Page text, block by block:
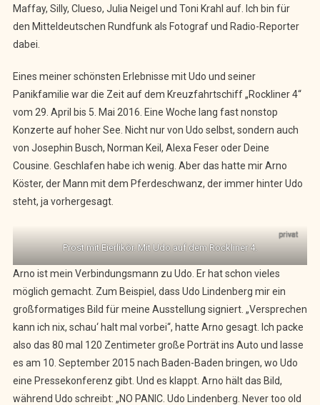
Maffay, Silly, Clueso, Julia Neigel und Toni Krahl auf. Ich bin für
den Mitteldeutschen Rundfunk als Fotograf und Radio-Reporter
dabei.
Eines meiner schönsten Erlebnisse mit Udo und seiner
Panikfamilie war die Zeit auf dem Kreuzfahrtschiff „Rockliner 4“
vom 29. April bis 5. Mai 2016. Eine Woche lang fast nonstop
Konzerte auf hoher See. Nicht nur von Udo selbst, sondern auch
von Josephin Busch, Norman Keil, Alexa Feser oder Deine
Cousine. Geschlafen habe ich wenig. Aber das hatte mir Arno
Köster, der Mann mit dem Pferdeschwanz, der immer hinter Udo
steht, ja vorhergesagt.
privat
Prost mit Eierlikör. Mit Udo auf dem Rockliner 4.
Arno ist mein Verbindungsmann zu Udo. Er hat schon vieles
möglich gemacht. Zum Beispiel, dass Udo Lindenberg mir ein
großformatiges Bild für meine Ausstellung signiert. „Versprechen
kann ich nix, schau‘ halt mal vorbei“, hatte Arno gesagt. Ich packe
also das 80 mal 120 Zentimeter große Porträt ins Auto und lasse
es am 10. September 2015 nach Baden-Baden bringen, wo Udo
eine Pressekonferenz gibt. Und es klappt. Arno hält das Bild,
während Udo schreibt: „NO PANIC. Udo Lindenberg. Never too old